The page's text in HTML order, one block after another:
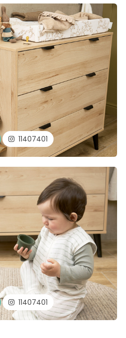
11407401
11407401